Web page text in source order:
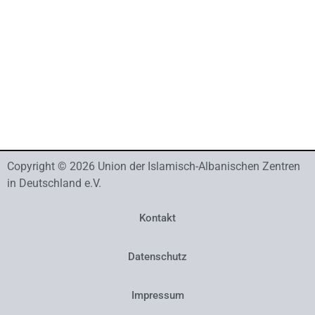
Copyright © 2026 Union der Islamisch-Albanischen Zentren
in Deutschland e.V.
Kontakt
Datenschutz
Impressum